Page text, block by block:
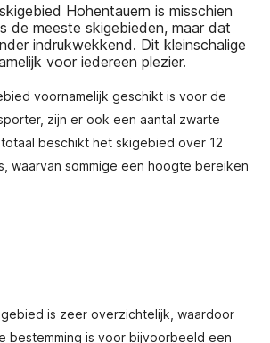
Hohentauern is misschien
de meeste skigebieden, maar dat
indrukwekkend. Dit kleinschalige
voor iedereen plezier.
voornamelijk geschikt is voor de
zijn er ook een aantal zwarte
beschikt het skigebied over 12
waarvan sommige een hoogte bereiken
is zeer overzichtelijk, waardoor
bestemming is voor bijvoorbeeld een